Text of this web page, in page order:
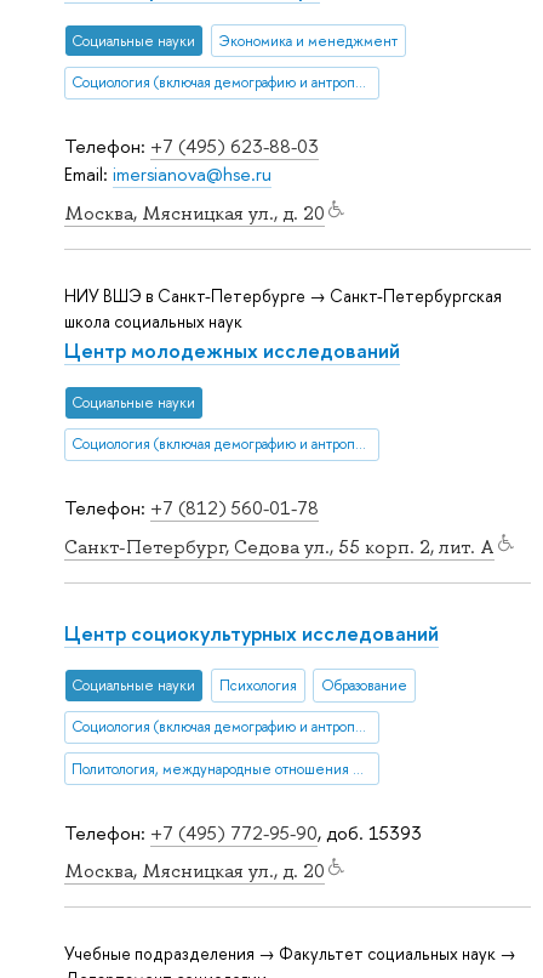
Телефон: +7 (495) 623-88-03
Email: imersianova@hse.ru
Москва, Мясницкая ул., д. 20
Социальные науки Экономика и менеджмент
Социология (включая демографию и антропологию)
Телефон: +7 (812) 560-01-78
Санкт-Петербург, Седова ул., 55 корп. 2, лит. А
НИУ ВШЭ в Санкт-Петербурге → Санкт-Петербургская
школа социальных наук
Центр молодежных исследований
Социальные науки
Социология (включая демографию и антропологию)
Телефон: +7 (495) 772-95-90, доб. 15393
Москва, Мясницкая ул., д. 20
Центр социокультурных исследований
Социальные науки Психология Образование
Социология (включая демографию и антропологию)
Политология, международные отношения и ГМУ
Учебные подразделения → Факультет социальных наук →